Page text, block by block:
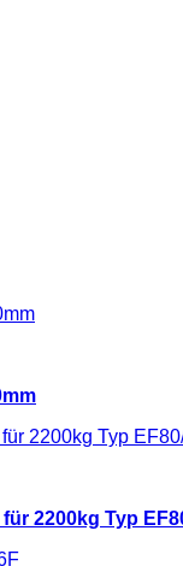
2200kg Typ